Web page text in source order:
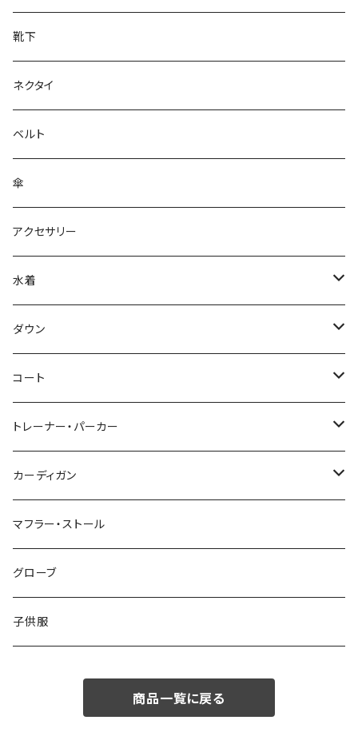
靴下
ネクタイ
ベルト
傘
アクセサリー
水着
～44/S
46/M
48/L
50/XL～
ダウン
～44/S
46/M
48/L
50/XL～
コート
～44/S
46/M
48/L
50/XL～
トレーナー・パーカー
～44/S
46/M
48/L
50/XL～
カーディガン
～44/S
46/M
48/L
マフラー・ストール
グローブ
子供服
商品一覧に戻る